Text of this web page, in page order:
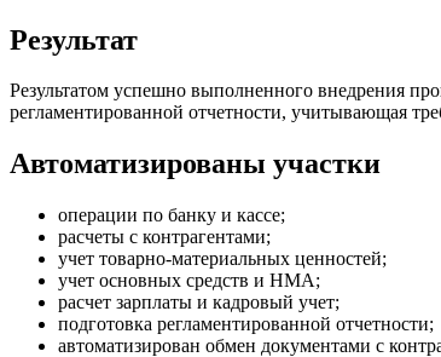
Результат
Результатом успешно выполненного внедрения
регламентированной отчетности, учитывающая
Автоматизированы участки
операции по банку и кассе;
расчеты с контрагентами;
учет товарно-материальных ценностей;
учет основных средств и НМА;
расчет зарплаты и кадровый учет;
подготовка регламентированной отчетности;
автоматизирован обмен документами с